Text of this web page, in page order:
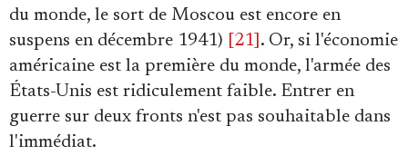
du monde, le sort de Moscou est encore en
suspens en décembre 1941)
[21] . Or, si l'économie
américaine est la première du monde, l'armée des
États-Unis est ridiculement faible. Entrer en
guerre sur deux fronts n'est pas souhaitable dans
l'immédiat.